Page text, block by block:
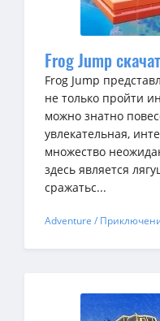
Frog Jump
Frog Jump
не только пройти
можно знатно
увлекательная,
множество
здесь является
сражатьс...
Adventure /